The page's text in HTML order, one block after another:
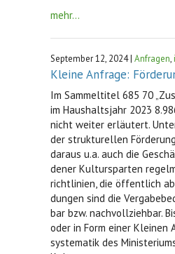
mehr...
September 12, 2024 | Anfragen,
Kleine Anfrage:
Im Sammeltitel 685 70
im Haushaltsjahr 2023
nicht weiter erläutert.
der strukturellen
daraus u.a. auch die
dener Kultursparten
richtlinien, die öffentlich
dungen sind die
bar bzw. nachvollziehbar.
oder in Form einer Kleinen
systematik des